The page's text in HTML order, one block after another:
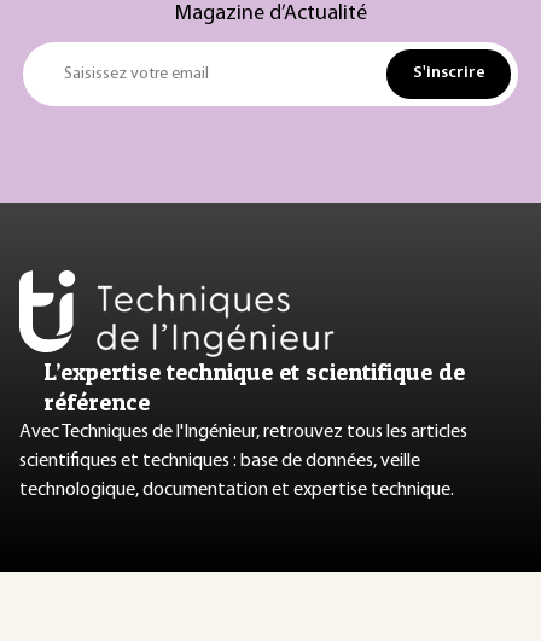
Magazine d’Actualité
Saisissez votre email S'inscrire
L’expertise technique et scientifique de
référence
Avec Techniques de l'Ingénieur, retrouvez tous les articles
scientifiques et techniques : base de données, veille
technologique, documentation et expertise technique.